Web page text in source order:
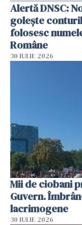
Alertă DNSC:
golește
folosesc
Române
30 IULIE 2026
Mii de ciobani
Guvern.
lacrimogene
30 IULIE 2026